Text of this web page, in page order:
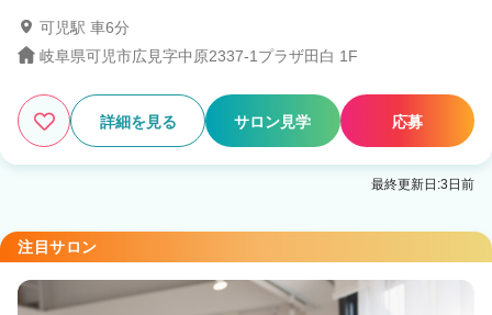
可児駅 車6分
岐阜県可児市広見字中原2337-1プラザ田白 1F
詳細を見る サロン見学 応募
最終更新日:3日前
注目サロン